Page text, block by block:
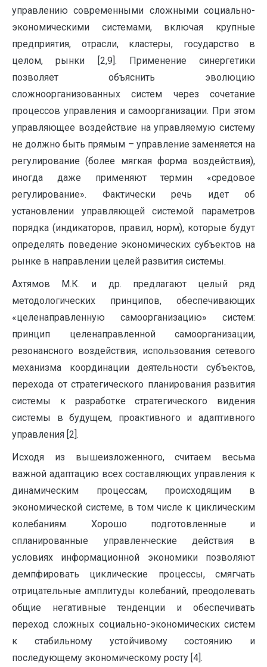
управлению современными сложными социально-
экономическими системами, включая крупные
предприятия, отрасли, кластеры, государство в
целом, рынки [2,9]. Применение синергетики
позволяет объяснить эволюцию
сложноорганизованных систем через сочетание
процессов управления и самоорганизации. При этом
управляющее воздействие на управляемую систему
не должно быть прямым – управление заменяется на
регулирование (более мягкая форма воздействия),
иногда даже применяют термин «средовое
регулирование». Фактически речь идет об
установлении управляющей системой параметров
порядка (индикаторов, правил, норм), которые будут
определять поведение экономических субъектов на
рынке в направлении целей развития системы.
Ахтямов М.К. и др. предлагают целый ряд
методологических принципов, обеспечивающих
«целенаправленную самоорганизацию» систем:
принцип целенаправленной самоорганизации,
резонансного воздействия, использования сетевого
механизма координации деятельности субъектов,
перехода от стратегического планирования развития
системы к разработке стратегического видения
системы в будущем, проактивного и адаптивного
управления [2].
Исходя из вышеизложенного, считаем весьма
важной адаптацию всех составляющих управления к
динамическим процессам, происходящим в
экономической системе, в том числе к циклическим
колебаниям. Хорошо подготовленные и
спланированные управленческие действия в
условиях информационной экономики позволяют
демпфировать циклические процессы, смягчать
отрицательные амплитуды колебаний, преодолевать
общие негативные тенденции и обеспечивать
переход сложных социально-экономических систем
к стабильному устойчивому состоянию и
последующему экономическому росту [4].